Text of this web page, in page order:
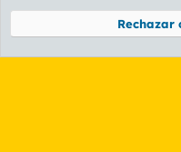
Community platform by XenForo®
Rechazar